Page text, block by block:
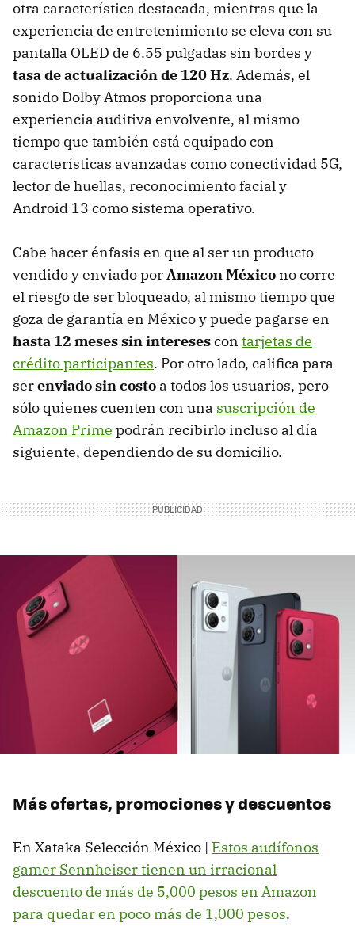
otra característica destacada, mientras que la
experiencia de entretenimiento se eleva con su
pantalla OLED de 6.55 pulgadas sin bordes y
tasa de actualización de 120 Hz. Además, el
sonido Dolby Atmos proporciona una
experiencia auditiva envolvente, al mismo
tiempo que también está equipado con
características avanzadas como conectividad 5G,
lector de huellas, reconocimiento facial y
Android 13 como sistema operativo.
Cabe hacer énfasis en que al ser un producto
vendido y enviado porAmazon México no corre
el riesgo de ser bloqueado, al mismo tiempo que
goza de garantía en México y puede pagarse en
hasta 12 meses sin interesescon tarjetas de
crédito participantes. Por otro lado, califica para
serenviado sin costo a todos los usuarios, pero
sólo quienes cuenten con una suscripción de
Amazon Prime podrán recibirlo incluso al día
siguiente, dependiendo de su domicilio.
Más ofertas, promociones y descuentos
En Xataka Selección México | Estos audífonos
gamer Sennheiser tienen un irracional
descuento de más de 5,000 pesos en Amazon
para quedar en poco más de 1,000 pesos.